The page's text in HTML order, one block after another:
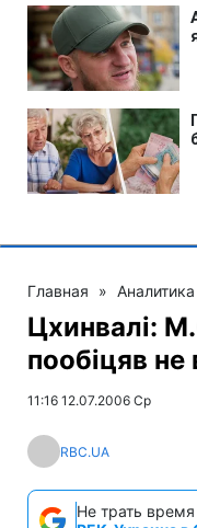
Главная » Аналитика
Цхинвалі:
пообіцяв не
11:16 12.07.2006 Ср
RBC.UA
Не трать